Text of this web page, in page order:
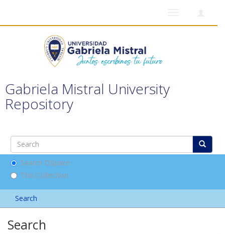
Gabriela Mistral University
Repository
Search DSpace
This Collection
Search
Search